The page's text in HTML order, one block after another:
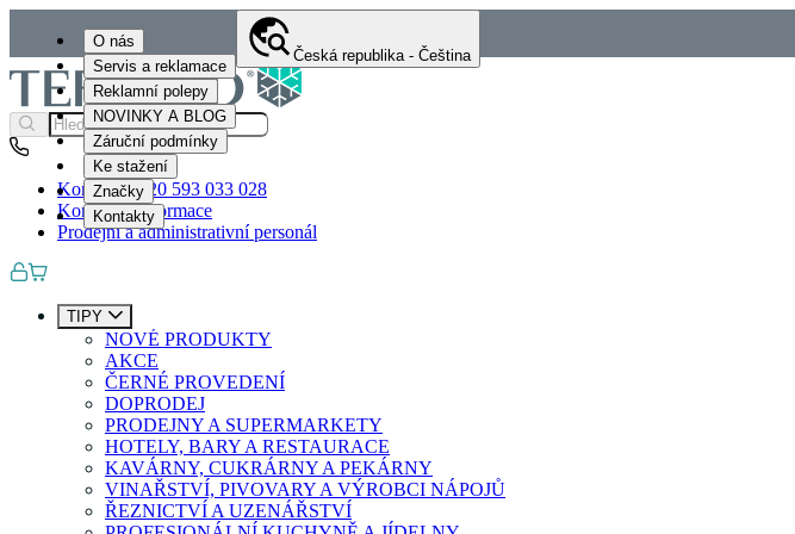
O nás
Servis a reklamace
Reklamní polepy
NOVINKY A BLOG
Záruční podmínky
Ke stažení
Značky
Kontakty
Česká republika - Čeština
Kontakty+420 593 033 028
Kontaktní informace
Prodejní a administrativní personál
TIPY
NOVÉ PRODUKTY
AKCE
ČERNÉ PROVEDENÍ
DOPRODEJ
PRODEJNY A SUPERMARKETY
HOTELY, BARY A RESTAURACE
KAVÁRNY, CUKRÁRNY A PEKÁRNY
VINAŘSTVÍ, PIVOVARY A VÝROBCI NÁPOJŮ
ŘEZNICTVÍ A UZENÁŘSTVÍ